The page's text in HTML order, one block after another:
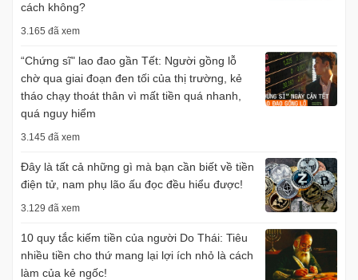
cách không?
3.165 đã xem
“Chứng sĩ" lao đao gần Tết: Người gồng lỗ
chờ qua giai đoạn đen tối của thị trường, kẻ
tháo chạy thoát thân vì mất tiền quá nhanh,
quá nguy hiểm
3.145 đã xem
Đây là tất cả những gì mà bạn cần biết về tiền
điện tử, nam phụ lão ấu đọc đều hiểu được!
3.129 đã xem
10 quy tắc kiếm tiền của người Do Thái: Tiêu
nhiều tiền cho thứ mang lại lợi ích nhỏ là cách
làm của kẻ ngốc!